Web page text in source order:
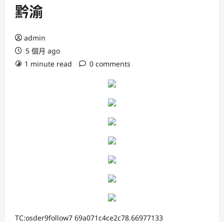
黔渝
admin
5 個月 ago
1 minute read
0 comments
TC:osder9follow7 69a071c4ce2c78.66977133